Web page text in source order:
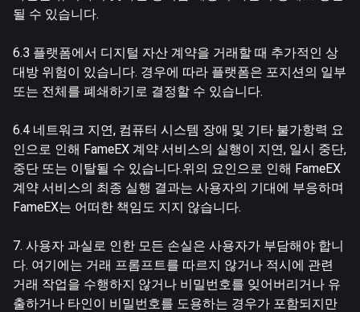
될 수 있습니다.
6.3 플랫폼에서 디지털 자산 계약을 거래할 때 추가적인 상
대방 위험이 있습니다. 경우에 따라 플랫폼은 포지션의 일부
또는 전체를 폐쇄하기로 결정할 수 있습니다.
6.4 네트워크 지연, 컴퓨터 시스템 장애 및 기타 불가항력 요
인으로 인해 FameEX 계약 서비스의 실행이 지연, 일시 중단,
중단 또는 이탈될 수 있습니다.위의 요인으로 인해 FameEX
계약 서비스의 최종 실행 결과는 사용자의 기대에 부응하며
FameEX는 어떠한 책임도 지지 않습니다.
7. 사용자 과실로 인한 모든 손실은 사용자가 부담해야 합니
다. 여기에는 거래 프롬프트를 따르지 않거나 적시에 관련
거래 작업을 수행하지 않거나 비밀번호를 잊어버리거나 유
출하거나 타인이 비밀번호를 도용하는 경우가 포함되지만